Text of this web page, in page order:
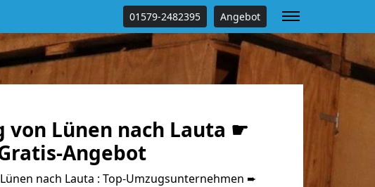
01579-2482395 Angebot
von Lünen nach Lauta ☛
Angebot
nach Lauta : Top-Umzugsunternehmen ➨